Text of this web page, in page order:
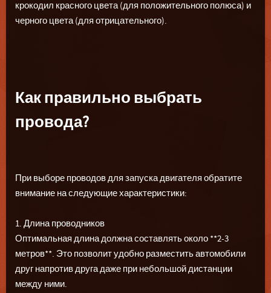
крокодил красного цвета (для положительного полюса) и
черного цвета (для отрицательного).
Как правильно выбрать
провода?
При выборе проводов для запуска двигателя обратите
внимание на следующие характеристики:
1. Длина проводников
Оптимальная длина должна составлять около **2-3
метров**. Это позволит удобно разместить автомобили
друг напротив друга даже при небольшой дистанции
между ними.